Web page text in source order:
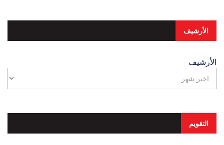
الأرشيف
الأرشيف
التقويم